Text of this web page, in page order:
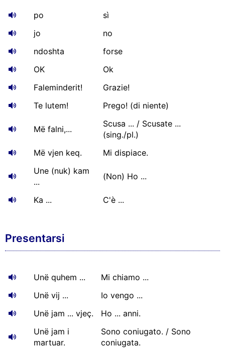
po
sì
jo
no
ndoshta
forse
OK
Ok
Faleminderit!
Grazie!
Te lutem!
Prego! (di niente)
Më falni,...
Scusa ... / Scusate ...
(sing./pl.)
Më vjen keq.
Mi dispiace.
Une (nuk) kam
...
(Non) Ho ...
Ka ... C'è ...
Presentarsi
Unë quhem ...
Mi chiamo ...
Unë vij ...
Io vengo ...
Unë jam ... vjeç.
Ho ... anni.
Unë jam i
martuar.
Sono coniugato. / Sono
coniugata.